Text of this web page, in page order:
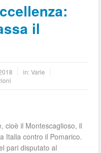
il
in:Varie
cioè il Montescaglioso, il
Italia contro il Pomarico.
pari disputato al